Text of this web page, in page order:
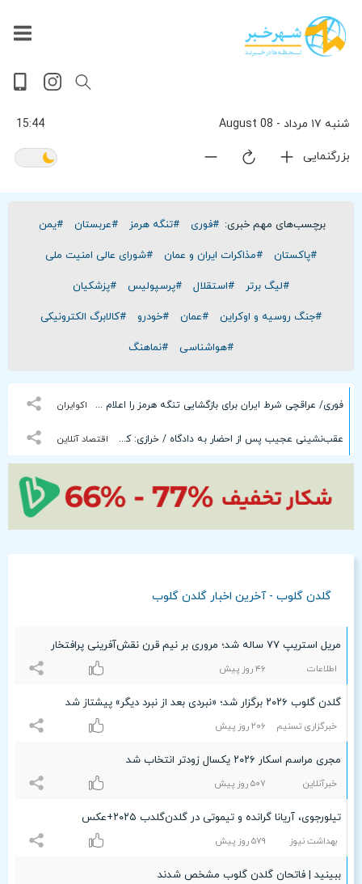
شنبه ۱۷ مرداد - 08 August 15:44
بزرگنمایی
پربیننده‌ترین
اخبار
آخرین
اخبار
پخش
داغ
ترین
سیاسی
ورزشی
اقتصادی
حوادث
گوناگون
تصویری
سلامت
جهان
فرهنگی
ویدیویی
بازار
برچسب‌های مهم خبری: #فوری #تنگه هرمز #عربستان #یمن
#پاکستان #مذاکرات ایران و عمان #شورای عالی امنیت ملی
#لیگ برتر #استقلال #پرسپولیس #پزشکیان
#جنگ روسیه و اوکراین #عمان #خودرو #کالابرگ الکترونیکی
#هواشناسی #نماهنگ
اکوایران فوری/ عراقچی شرط ایران برای بازگشایی تنگه هرمز را اعلام کرد+ جزئیات
اقتصاد آنلاین عقب‌نشینی عجیب پس از احضار به دادگاه / خرازی: کلیپ‌ها جعلی و ساخته هوش‌مصنوعی است
گلدن گلوب - آخرین اخبار گلدن گلوب
مریل استریپ ۷۷ ساله شد؛ مروری بر نیم قرن نقش‌آفرینی پرافتخار
اطلاعات ۴۶ روز پیش
گلدن گلوب ۲۰۲۶ برگزار شد؛ «نبردی بعد از نبرد دیگر» پیشتاز شد
خبرگزاری تسنیم ۲۰۶ روز پیش
مجری مراسم اسکار ۲۰۲۶ یکسال زودتر انتخاب شد
خبرآنلاین ۵۰۷ روز پیش
تیلورجوی، آریانا گرانده و تیموتی در گلدن‌گلدب ۲۰۲۵+عکس
بهداشت نیوز ۵۷٩ روز پیش
ببینید | فاتحان گلدن گلوب مشخص شدند